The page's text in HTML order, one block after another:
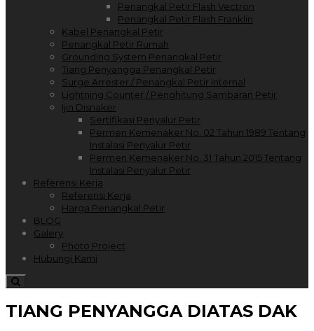
Penangkal Petir Flash Vectron
Penangkal Petir Flash Franklin
Kabel Penangkal Petir
Penangkal Petir Rumah
Grounding System Penangkal Petir
Tiang Penyangga Penangkal Petir
Surge Arrester / Penangkal Petir Internal
Lightning Counter / Penghitung Sambaran Petir
Ijin Disnaker
Sertifikasi Penyalur Petir
Permen Kemenaker No. 02 Tahun 1989 Tentang
Instalasi Penyalur Petir
Permen Kemenaker No. 31 Tahun 2015 Tentang
Instalasi Penyalur Petir
Referensi Kerja
Referensi Kerja
Harga Penangkal Petir
BLOG
Galery
Photo Project
Hubungi Kami
TIANG PENYANGGA DIATAS DAK